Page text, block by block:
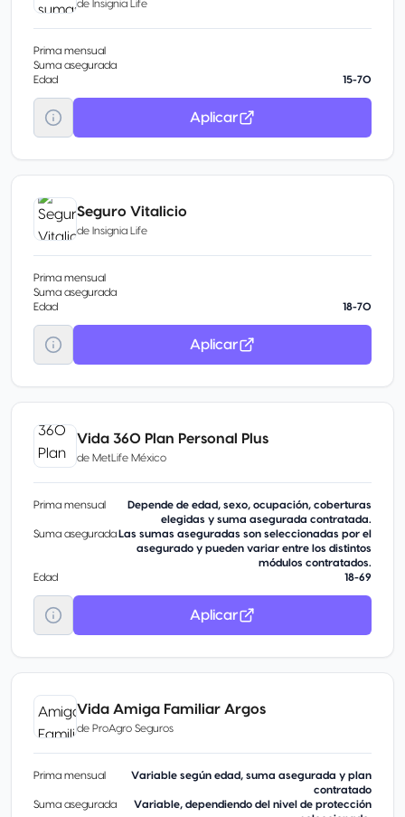
de Insignia Life
Prima mensual
Suma asegurada
Edad
15-70
Aplicar
Seguro Vitalicio
de Insignia Life
Prima mensual
Suma asegurada
Edad
18-70
Aplicar
Vida 360 Plan Personal Plus
de MetLife México
Prima mensual
Depende de edad, sexo, ocupación, coberturas
elegidas y suma asegurada contratada.
Suma aseguradaLas sumas aseguradas son seleccionadas por el
asegurado y pueden variar entre los distintos
módulos contratados.
Edad
18-69
Aplicar
Vida Amiga Familiar Argos
de ProAgro Seguros
Prima mensual
Variable según edad, suma asegurada y plan
contratado
Suma asegurada
Variable, dependiendo del nivel de protección